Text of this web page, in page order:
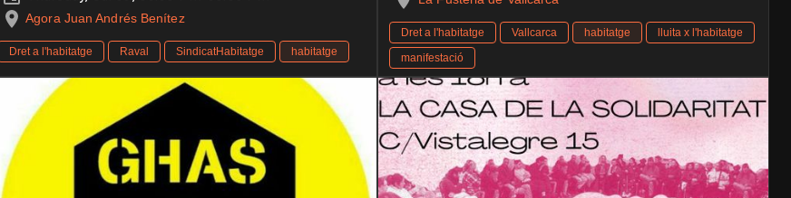
Agora Juan Andrés Benítez
Dret a l'habitatge Raval SindicatHabitatge habitatge
Dret a l'habitatge Vallcarca habitatge
lluita x l'habitatge
manifestació